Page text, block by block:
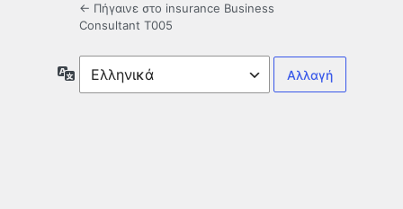
← Πήγαινε στο insurance Business
Consultant T005
Γλώσσα